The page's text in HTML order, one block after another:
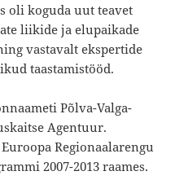
oli koguda uut teavet
liikide ja elupaikade
vastavalt ekspertide
taastamistööd.
Põlva-Valga-
Agentuur.
Regionaalarengu
2007-2013 raames.